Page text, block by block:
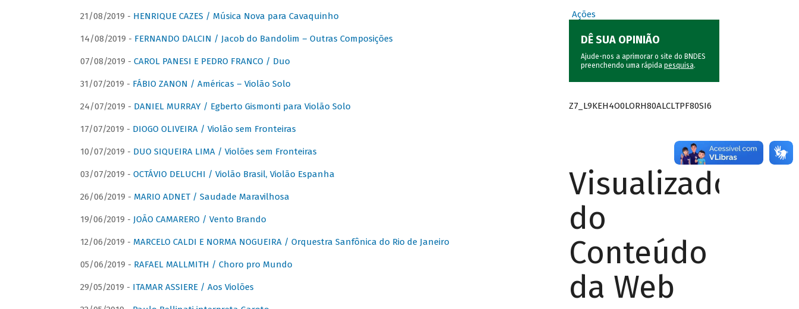
21/08/2019 - HENRIQUE CAZES / Música Nova para Cavaquinho
14/08/2019 - FERNANDO DALCIN / Jacob do Bandolim – Outras Composições
07/08/2019 - CAROL PANESI E PEDRO FRANCO / Duo
31/07/2019 - FÁBIO ZANON / Américas – Violão Solo
24/07/2019 - DANIEL MURRAY / Egberto Gismonti para Violão Solo
17/07/2019 - DIOGO OLIVEIRA / Violão sem Fronteiras
10/07/2019 - DUO SIQUEIRA LIMA / Violões sem Fronteiras
03/07/2019 - OCTÁVIO DELUCHI / Violão Brasil, Violão Espanha
26/06/2019 - MARIO ADNET / Saudade Maravilhosa
19/06/2019 - JOÃO CAMARERO / Vento Brando
12/06/2019 - MARCELO CALDI E NORMA NOGUEIRA / Orquestra Sanfônica do Rio de Janeiro
05/06/2019 - RAFAEL MALLMITH / Choro pro Mundo
29/05/2019 - ITAMAR ASSIERE / Aos Violões
Ações
DÊ SUA OPINIÃO
Ajude-nos a aprimorar o site do BNDES
preenchendo uma rápida pesquisa.
Z7_L9KEH4O0LORH80ALCLTPF80SI6
Visualizador
do
Conteúdo
da Web